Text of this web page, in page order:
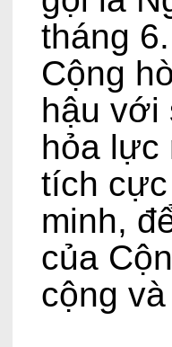
tháng
Cộng
hậu với
hỏa lực
tích
minh,
của
cộng